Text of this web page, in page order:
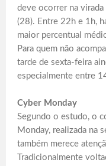
deve ocorrer na
(28). Entre 22h e 1h,
maior percentual
Para quem não
tarde de sexta-feira
especialmente entre
Cyber Monday
Segundo o estudo, o
Monday, realizada na
também merece
Tradicionalmente